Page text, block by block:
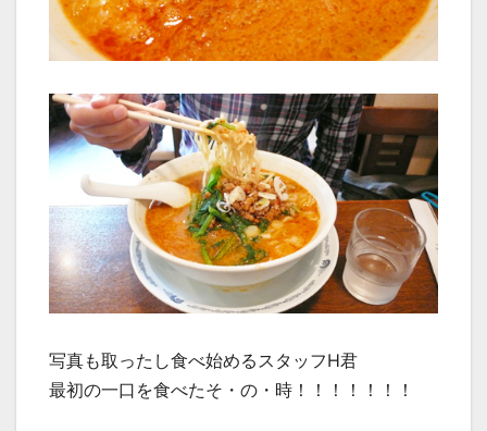
写真も取ったし食べ始めるスタッフH君
最初の一口を食べたそ・の・時！！！！！！！